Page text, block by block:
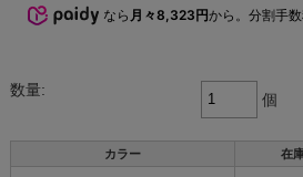
なら 月々8,323円から。分割手
数量:
個
カラー 在